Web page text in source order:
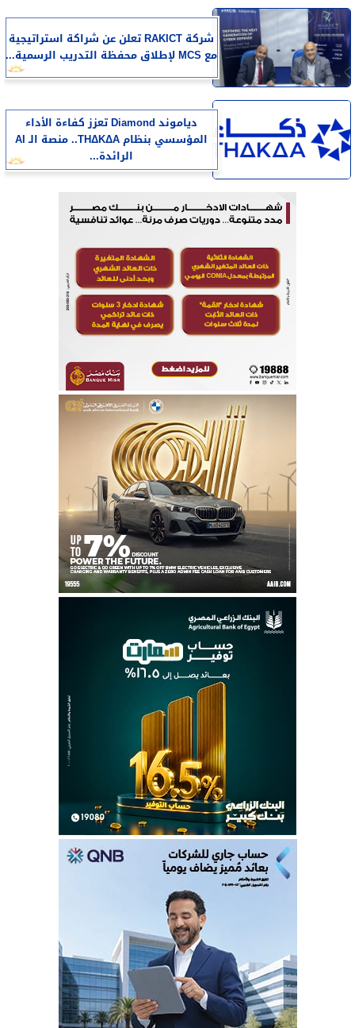
شركة RAKICT تعلن عن شراكة استراتيجية
مع MCS لإطلاق محفظة التدريب الرسمية...
دياموند Diamond تعزز كفاءة الأداء
المؤسسي بنظام THΔKΔA.. منصة الـ AI
الرائدة...